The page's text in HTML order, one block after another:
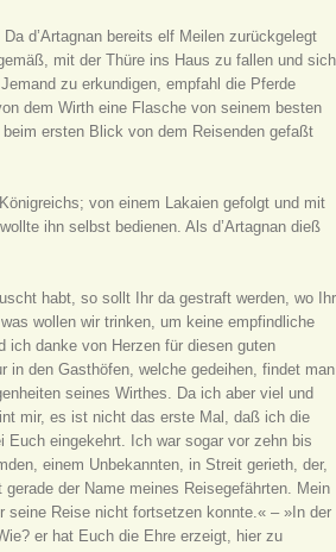
d’Artagnan bereits elf Meilen zurückgelegt
mit der Thüre ins Haus zu fallen und sich
zu erkundigen, empfahl die Pferde
dem Wirth eine Flasche von seinem besten
ersten Blick von dem Reisenden gefaßt
von einem Lakaien gefolgt und mit
ihn selbst bedienen. Als d’Artagnan dieß
– »Ihr?« – »Ja, ich.« – »Und woher kennt Ihr sie?« – »O, gnädiger Herr, wenn ich mich Eurer Verschwiegenheit anvertrauen dürfte…« – »Sprecht! und auf Edelmannswort, Ihr sollt Euer Vertrauen nicht zu bereuen haben.« – »Wohl, gnädiger Herr. Ihr begreift, daß die Besorgniß zu allerhand Dingen leitet.« »Was habt Ihr gemacht?« – »Oh! nichts, was nicht in der Befugniß eines Gläubigers läge.« – »Nun?« – »Herr Porthos übergab uns ein Billet für diese Herzogin, mit dem Befehl, es auf die Post zu bringen. Sein Bedienter war noch nicht angelangt. Da er sein Zimmer nicht verlassen konnte, so mußten wir seine Aufträge zur Besorgung übernehmen.« – »Weiter?« – »Statt den Brief auf die Post zu bringen, was nie ganz sicher ist, benützten wir die Gelegenheit, da gerade einer von unsern Aufwärtern nach Paris ging, und beauftragten ihn, den Brief der Herzogin selbst zuzustellen. Dieß hieß den Absichten von Herrn Porthos entsprechen, der uns seinen Brief so sehr empfohlen hatte, nicht wahr?« – »Ungefähr.« – »Nun, gnädiger Herr, wißt Ihr, wer diese große Dame ist?« – »Nein, ich habe nur Porthos von ihr sprechen hören.« – »Wißt Ihr, wer diese angebliche Herzogin ist?« – »Ich wiederhole Euch, ich kenne sie nicht.« – »Es ist eine alte Frau, die Gattin eines Prokurators beim Chatelet, gnädiger Herr, Madame Coquenard; sie hat wenigstens ihre fünfzig Jahre auf dem Rücken und spielt noch die Eifersüchtige. Das kam mir auch ganz sonderbar vor – eine Prinzessin, die in der Rue aux Ours wohnt!« – »Woher wißt Ihr dies?« – »Weil sie in gewaltigen Zorn gerieth, als sie den Brief empfing, und sagte: Herr Porthos sei ein flatterhafter Mensch und habe wohl irgend einer Frauensperson wegen den Degenstich bekommen.« – »Er hat also einen Degenstich bekommen?« – »Ah! mein Gott! was habe ich da gesagt?« – »Ihr sagtet, Porthos habe einen Degenstich bekommen.« – »Ja, aber er hat mir streng verboten, darüber zu sprechen.« – »Warum dies?« – »Weil er sich gerühmt hatte, er werde diesen Fremden, mit dem Ihr ihn im Streite zurückließet, durchbohren, während dieser Fremde im Gegentheil ihn trotz aller seiner Prahlereien zu Boden streckte. Da nun Herr Porthos ein sehr eitler Mann ist, zumal seiner Herzogin gegenüber, die er durch Erzählung seines Abenteuers für sich gewinnen zu können geglaubt hatte, so will er Niemand zugestehen, daß er einen Degenstich erhalten hat.« – »Also hält ihn ein Degenstich im Bette zurück?« – »Und zwar ein Hauptstich. Die Seele Eures Freundes muß mit Pflöcken im Körper